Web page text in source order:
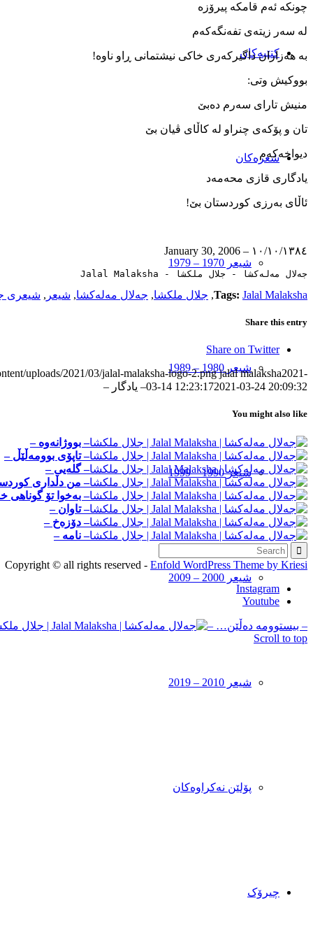
کتێبەکان
شعرەکان
شیعر 1970 – 1979
شیعر 1980 – 1989
شیعر 1990 – 1999
شیعر 2000 – 2009
شیعر 2010 – 2019
پۆلێن نەکراوەکان
چیرۆک
چونکە ئەم قامکە پیرۆزە
لە سەر زیتەی تفەنگەکەم
بە ھەزاران داگیرکەری خاکی نیشتمانی ڕاو ناوە!
بووکیش وتی:
منیش تارای سەرم دەبێ
تان و پۆکەی چنراو لە کاڵای ڤیان بێ
دیواخەکەم
یادگاری قازی محەمەد
ئاڵای بەرزی کوردستان بێ!
١٠/١٠/١٣٨٤ – January 30, 2006
جەلال مەلەکشا - جلال ملکشا - Jalal Malaksha
Tags: Jalal Malaksha
, جلال ملکشا, جەلال مەلەکشا, شیعر , شیعری
Share this entry
Share on Twitter
uploads/2021/03/jalal-malaksha-logo-2.png jalal malaksha2021-
03-14 12:23:172021-03-24 20:09:32 – یادگار –
You might also like
– بووژانه‌وه –
– تاپۆی بوومه‌ڵێڵ –
– گله‌یی –
– من دڵداری
– به‌خوا تۆ گوناهی
– تاوان –
– دۆزه‌خ –
– نامه –
Copyright © all rights reserved - Enfold WordPress Theme by Kriesi
Instagram
Youtube
– بیستوومه‌ ده‌ڵێن… –
Scroll to top